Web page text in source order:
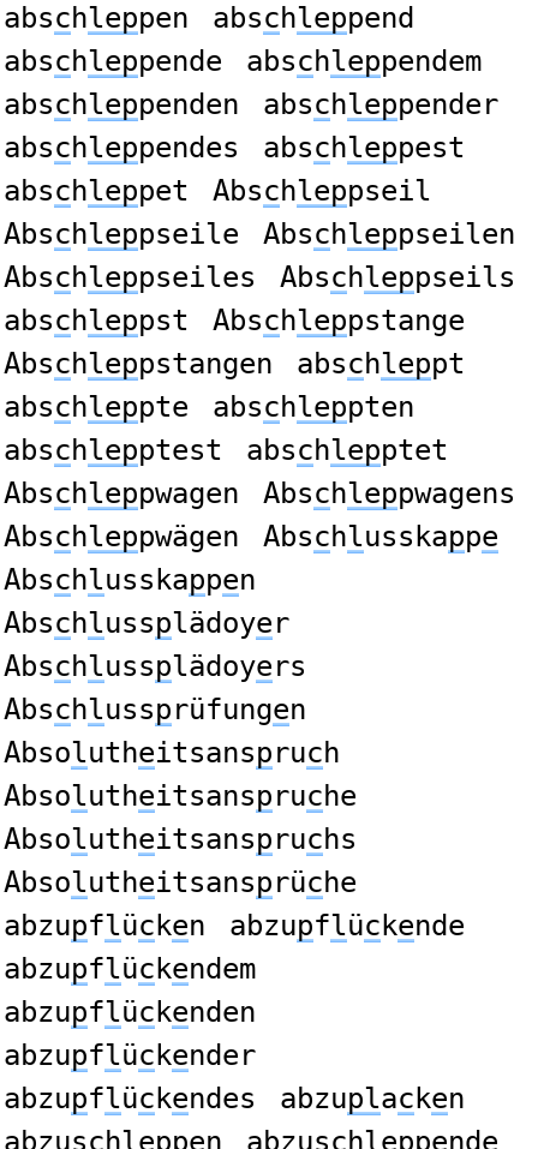
abschleppen abschleppend
abschleppende abschleppendem
abschleppenden abschleppender
abschleppendes abschleppest
abschleppet Abschleppseil
Abschleppseile Abschleppseilen
Abschleppseiles Abschleppseils
abschleppst Abschleppstange
Abschleppstangen abschleppt
abschleppte abschleppten
abschlepptest abschlepptet
Abschleppwagen Abschleppwagens
Abschleppwägen Abschlusskappe
Abschlusskappen
Abschlussplädoyer
Abschlussplädoyers
Abschlussprüfungen
Absolutheitsanspruch
Absolutheitsanspruche
Absolutheitsanspruchs
Absolutheitsansprüche
abzupflüc ken abzupflüc kende
abzupflüc kendem
abzupflüc kenden
abzupflüc kender
abzupflüc kendes abzuplac ken
abzuschleppen abzuschleppende